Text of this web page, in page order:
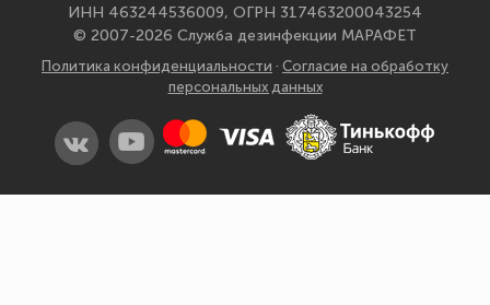
Ростов-на-Дону
Рязань
Санкт-Петербург
Саранск
Саратов
ИНН 463244536009, ОГРН 317463200043254
© 2007-2026 Служба дезинфекции МАРАФЕТ
Политика конфиденциальности · Согласие на обработку
персональных данных